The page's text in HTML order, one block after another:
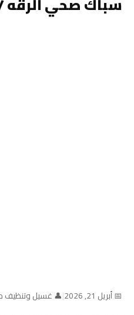
📅 أبريل 21, 2026 |👤 غسيل وتنظيف